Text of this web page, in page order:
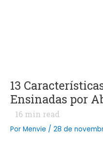
13
Ensinadas por
16 min read
PorMenvie /28 de